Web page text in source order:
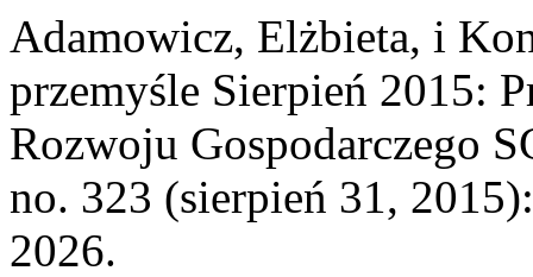
Adamowicz, Elżbieta, i
przemyśle Sierpień 2015:
Rozwoju Gospodarczego
no. 323 (sierpień 31,
2026.